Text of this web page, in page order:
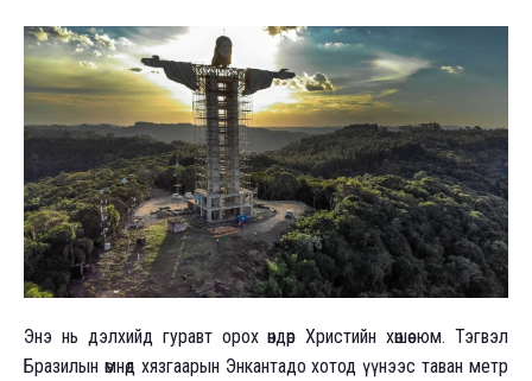
Энэ нь дэлхийд гуравт орох өндөр Христийн хөшөө юм. Тэгвэл
Бразилын өмнөд хязгаарын Энкантадо хотод үүнээс таван метр